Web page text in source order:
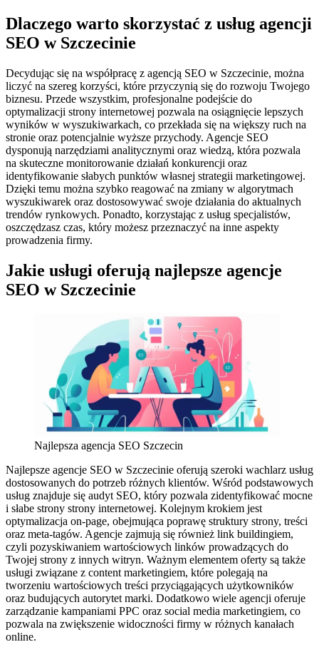
Dlaczego warto skorzystać z usług agencji
SEO w Szczecinie
Decydując się na współpracę z agencją SEO w Szczecinie, można
liczyć na szereg korzyści, które przyczynią się do rozwoju Twojego
biznesu. Przede wszystkim, profesjonalne podejście do
optymalizacji strony internetowej pozwala na osiągnięcie lepszych
wyników w wyszukiwarkach, co przekłada się na większy ruch na
stronie oraz potencjalnie wyższe przychody. Agencje SEO
dysponują narzędziami analitycznymi oraz wiedzą, która pozwala
na skuteczne monitorowanie działań konkurencji oraz
identyfikowanie słabych punktów własnej strategii marketingowej.
Dzięki temu można szybko reagować na zmiany w algorytmach
wyszukiwarek oraz dostosowywać swoje działania do aktualnych
trendów rynkowych. Ponadto, korzystając z usług specjalistów,
oszczędzasz czas, który możesz przeznaczyć na inne aspekty
prowadzenia firmy.
Jakie usługi oferują najlepsze agencje
SEO w Szczecinie
Najlepsza agencja SEO Szczecin
Najlepsze agencje SEO w Szczecinie oferują szeroki wachlarz usług
dostosowanych do potrzeb różnych klientów. Wśród podstawowych
usług znajduje się audyt SEO, który pozwala zidentyfikować mocne
i słabe strony strony internetowej. Kolejnym krokiem jest
optymalizacja on-page, obejmująca poprawę struktury strony, treści
oraz meta-tagów. Agencje zajmują się również link buildingiem,
czyli pozyskiwaniem wartościowych linków prowadzących do
Twojej strony z innych witryn. Ważnym elementem oferty są także
usługi związane z content marketingiem, które polegają na
tworzeniu wartościowych treści przyciągających użytkowników
oraz budujących autorytet marki. Dodatkowo wiele agencji oferuje
zarządzanie kampaniami PPC oraz social media marketingiem, co
pozwala na zwiększenie widoczności firmy w różnych kanałach
online.